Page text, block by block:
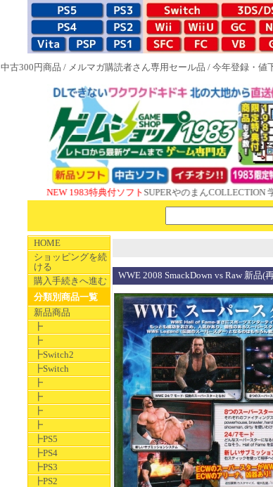
中古300円商品 / メルマガ購読者さん専用セール品 / 今年登録・値
NEW 1983特典付ソフトSUPERやのまんCOLLECTION 学校であ
HOME
ショッピングを続
ける
購入手続きへ進む
分類別商品一覧
新品商品
┣
┣
┣Switch2
┣Switch
┣
┣
┣
┣
┣PS5
┣PS4
┣PS3
┣PS2
WWE 2008 SmackDown vs Raw 新品(